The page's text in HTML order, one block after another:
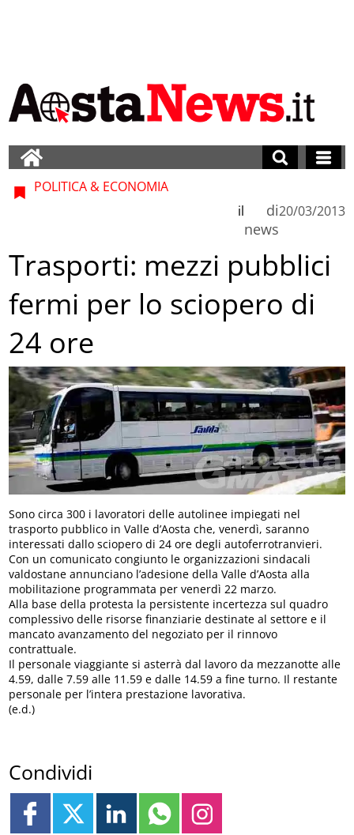
POLITICA & ECONOMIA
di
news
il 20/03/2013
Trasporti: mezzi pubblici
fermi per lo sciopero di
24 ore
Sono circa 300 i lavoratori delle autolinee impiegati nel
trasporto pubblico in Valle d’Aosta che, venerdì, saranno
interessati dallo sciopero di 24 ore degli autoferrotranvieri.
Con un comunicato congiunto le organizzazioni sindacali
valdostane annunciano l’adesione della Valle d’Aosta alla
mobilitazione programmata per venerdì 22 marzo.
Alla base della protesta la persistente incertezza sul quadro
complessivo delle risorse finanziarie destinate al settore e il
mancato avanzamento del negoziato per il rinnovo
contrattuale.
Il personale viaggiante si asterrà dal lavoro da mezzanotte alle
4.59, dalle 7.59 alle 11.59 e dalle 14.59 a fine turno. Il restante
personale per l’intera prestazione lavorativa.
(e.d.)
Condividi